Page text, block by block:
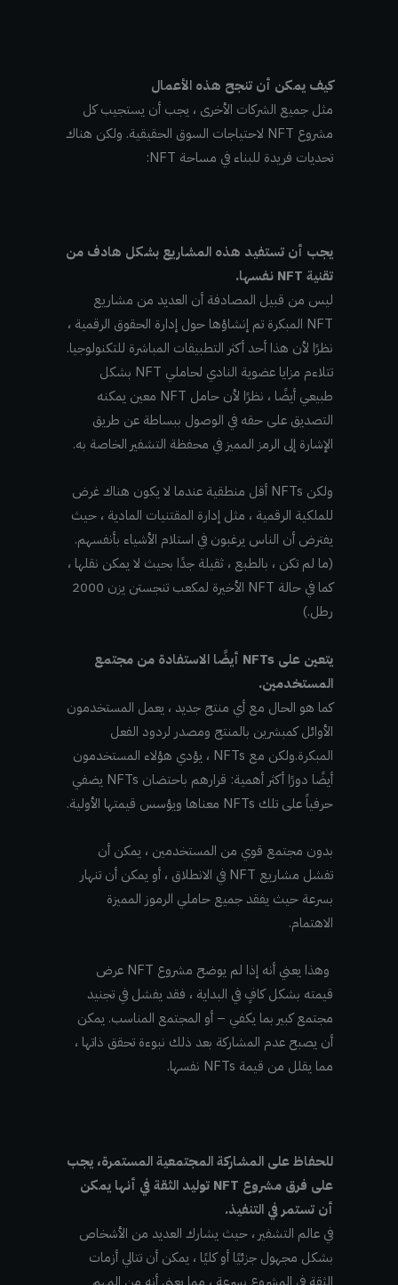
كيف يمكن أن تنجح هذه الأعمال
مثل جميع الشركات الأخرى ، يجب أن يستجيب كل
مشروع NFT لاحتياجات السوق الحقيقية. ولكن هناك
تحديات فريدة للبناء في مساحة NFT:
يجب أن تستفيد هذه المشاريع بشكل هادف من
تقنية NFT نفسها.
ليس من قبيل المصادفة أن العديد من مشاريع
NFT المبكرة تم إنشاؤها حول إدارة الحقوق الرقمية ،
نظرًا لأن هذا أحد أكثر التطبيقات المباشرة للتكنولوجيا.
تتلاءم مزايا عضوية النادي لحاملي NFT بشكل
طبيعي أيضًا ، نظرًا لأن حامل NFT معين يمكنه
التصديق على حقه في الوصول ببساطة عن طريق
الإشارة إلى الرمز المميز في محفظة التشفير الخاصة به.
ولكن NFTs أقل منطقية عندما لا يكون هناك غرض
للملكية الرقمية ، مثل إدارة المقتنيات المادية ، حيث
يفترض أن الناس يرغبون في استلام الأشياء بأنفسهم.
(ما لم تكن ، بالطبع ، ثقيلة جدًا بحيث لا يمكن نقلها ،
كما في حالة NFT الأخيرة لمكعب تنجستن يزن 2000
رطل.)
يتعين على NFTs أيضًا الاستفادة من مجتمع
المستخدمين.
كما هو الحال مع أي منتج جديد ، يعمل المستخدمون
الأوائل كمبشرين بالمنتج ومصدر لردود الفعل
المبكرة.ولكن مع NFTs ، يؤدي هؤلاء المستخدمون
أيضًا دورًا أكثر أهمية: قرارهم باحتضان NFTs يضفي
حرفياً على تلك NFTs معناها ويؤسس قيمتها الأولية.
بدون مجتمع قوي من المستخدمين ، يمكن أن
تفشل مشاريع NFT في الانطلاق ، أو يمكن أن تنهار
بسرعة حيث يفقد جميع حاملي الرموز المميزة
الاهتمام.
وهذا يعني أنه إذا لم يوضح مشروع NFT عرض
قيمته بشكل كافٍ في البداية ، فقد يفشل في تجنيد
مجتمع كبير بما يكفي – أو المجتمع المناسب. يمكن
أن يصبح عدم المشاركة بعد ذلك نبوءة تحقق ذاتها ،
مما يقلل من قيمة NFTs نفسها.
للحفاظ على المشاركة المجتمعية المستمرة، يجب
على فرق مشروع NFT توليد الثقة في أنها يمكن
أن تستمر في التنفيذ.
في عالم التشفير ، حيث يشارك العديد من الأشخاص
بشكل مجهول جزئيًا أو كليًا ، يمكن أن تتالي أزمات